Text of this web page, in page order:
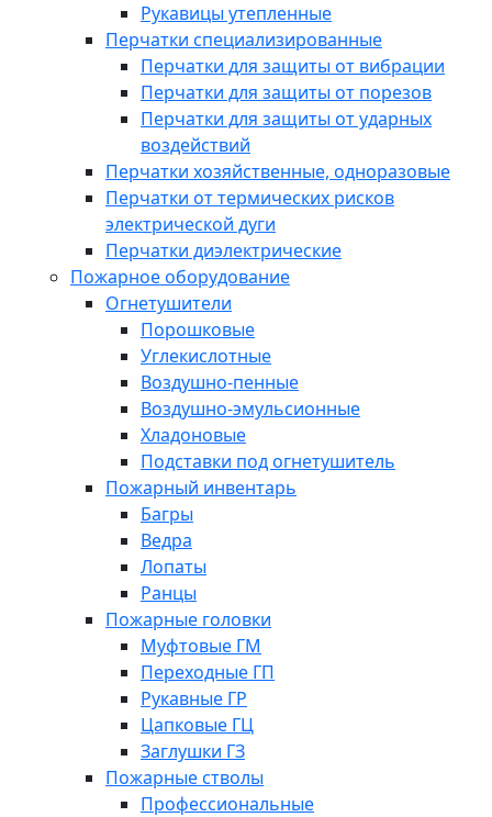
Рукавицы утепленные
Перчатки специализированные
Перчатки для защиты от вибрации
Перчатки для защиты от порезов
Перчатки для защиты от ударных
воздействий
Перчатки хозяйственные, одноразовые
Перчатки от термических рисков
электрической дуги
Перчатки диэлектрические
Пожарное оборудование
Огнетушители
Порошковые
Углекислотные
Воздушно-пенные
Воздушно-эмульсионные
Хладоновые
Подставки под огнетушитель
Пожарный инвентарь
Багры
Ведра
Лопаты
Ранцы
Пожарные головки
Муфтовые ГМ
Переходные ГП
Рукавные ГР
Цапковые ГЦ
Заглушки ГЗ
Пожарные стволы
Профессиональные